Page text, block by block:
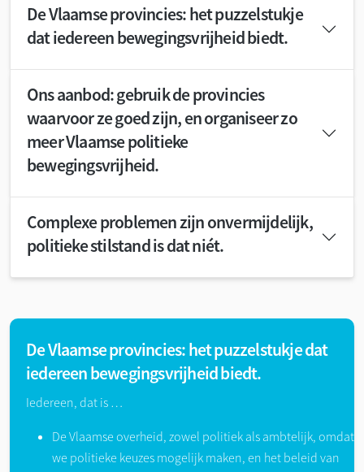
De Vlaamse provincies: het puzzelstukje
dat iedereen bewegingsvrijheid biedt.
Ons aanbod: gebruik de provincies
waarvoor ze goed zijn, en organiseer zo
meer Vlaamse politieke
bewegingsvrijheid.
Complexe problemen zijn onvermijdelijk,
politieke stilstand is dat niét.
De Vlaamse provincies: het puzzelstukje dat
iedereen bewegingsvrijheid biedt.
Iedereen, dat is …
De Vlaamse overheid, zowel politiek als ambtelijk, omdat
we politieke keuzes mogelijk maken, en het beleid van